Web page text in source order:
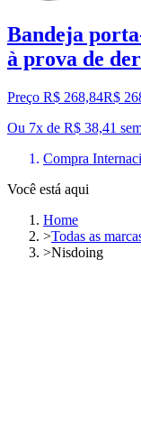
Bandeja
à prova de
Preço R$ 268,84R$
Ou 7x de R$ 38,41
Compra
Você está aqui
Home
>Todas as
>Nisdoing